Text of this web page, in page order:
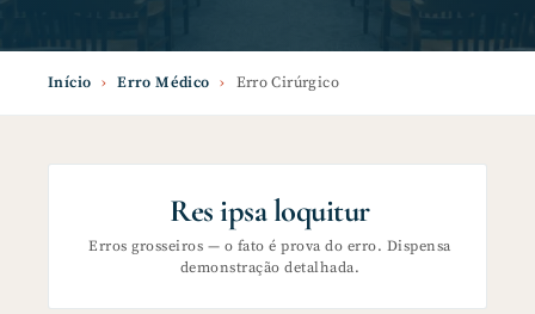
Início › Erro Médico › Erro Cirúrgico
Res ipsa loquitur
Erros grosseiros — o fato é prova do erro. Dispensa
demonstração detalhada.